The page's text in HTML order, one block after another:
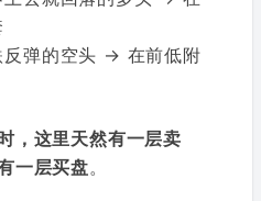
反弹的空头 → 在前低附
，这里天然有一层卖
一层买盘。